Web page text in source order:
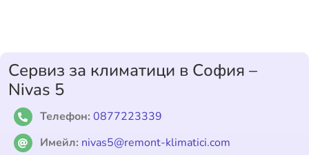
Сервиз за климатици в София –
Nivas 5
Телефон: 0877223339
Имейл: nivas5@remont-klimatici.com